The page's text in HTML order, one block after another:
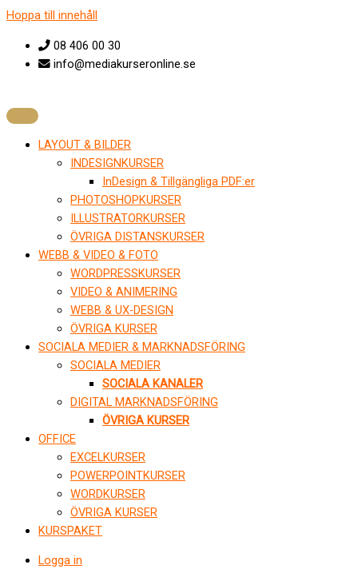
Hoppa till innehåll
08 406 00 30
info@mediakurseronline.se
LAYOUT & BILDER
INDESIGNKURSER
InDesign & Tillgängliga PDF:er
PHOTOSHOPKURSER
ILLUSTRATORKURSER
ÖVRIGA DISTANSKURSER
WEBB & VIDEO & FOTO
WORDPRESSKURSER
VIDEO & ANIMERING
WEBB & UX-DESIGN
ÖVRIGA KURSER
SOCIALA MEDIER & MARKNADSFÖRING
SOCIALA MEDIER
SOCIALA KANALER
DIGITAL MARKNADSFÖRING
ÖVRIGA KURSER
OFFICE
EXCELKURSER
POWERPOINTKURSER
WORDKURSER
ÖVRIGA KURSER
KURSPAKET
Logga in